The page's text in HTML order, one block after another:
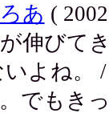
あ (
伸びて
いよね。
でもき